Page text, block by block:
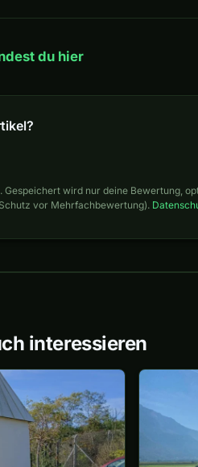
du hier
Gespeichert wird nur deine Bewertung,
vor Mehrfachbewertung).
interessieren